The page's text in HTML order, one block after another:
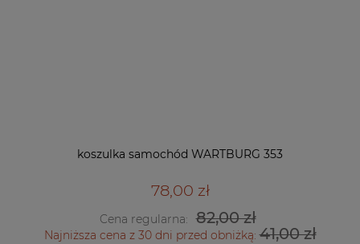
koszulka samochód WARTBURG 353
78,00 zł
Cena regularna: 82,00 zł
Najniższa cena z 30 dni przed obniżką:41,00 zł